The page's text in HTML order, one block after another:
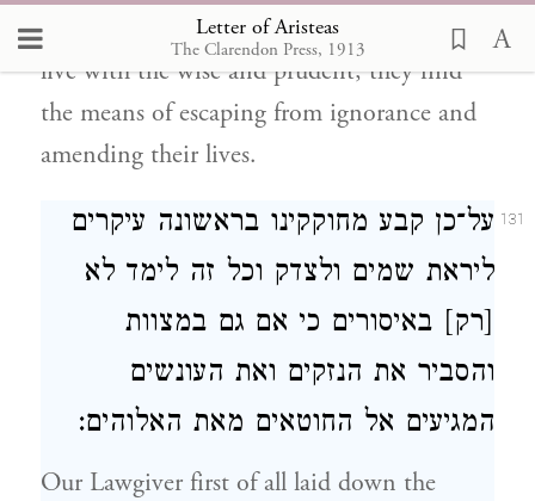
Letter of Aristeas
The Clarendon Press, 1913
miserable throughout their life; but if they
live with the wise and prudent, they find
the means of escaping from ignorance and
amending their lives.
131 על־כן קבע מחוקקינו בראשונה עיקרים
ליראת שמים ולצדק וכל זה לימד לא
[רק] באיסורים כי אם גם במצוות
והסביר את הנזקים ואת העונשים
המגיעים אל החוטאים מאת האלוהים:
Our Lawgiver first of all laid down the